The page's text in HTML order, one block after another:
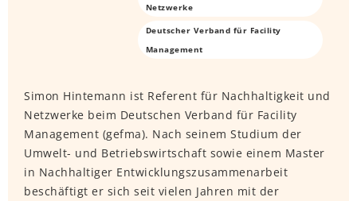
Netzwerke
Deutscher Verband für Facility
Management
Simon Hintemann ist Referent für Nachhaltigkeit und
Netzwerke beim Deutschen Verband für Facility
Management (gefma). Nach seinem Studium der
Umwelt- und Betriebswirtschaft sowie einem Master
in Nachhaltiger Entwicklungszusammenarbeit
beschäftigt er sich seit vielen Jahren mit der